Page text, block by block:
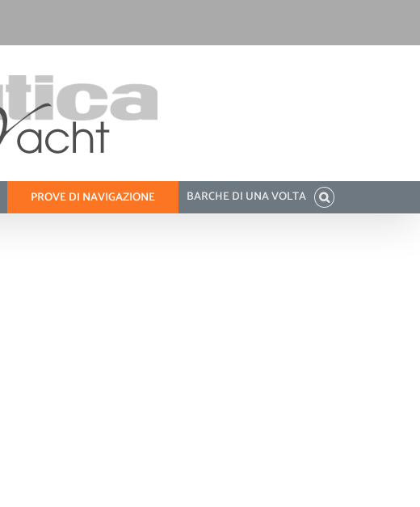
PROVE DI NAVIGAZIONE BARCHE DI UNA VOLTA